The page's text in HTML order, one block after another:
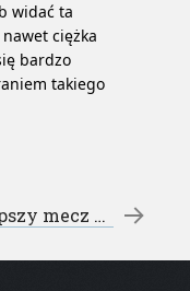
widać ta
ciężka
bardzo
takiego
Najlepszy mecz online – napoli arsenal londyn transmisja